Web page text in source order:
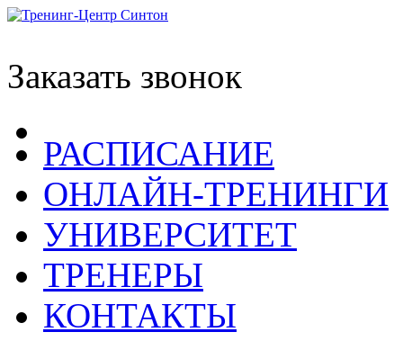
Заказать звонок
РАСПИСАНИЕ
ОНЛАЙН-ТРЕНИНГИ
УНИВЕРСИТЕТ
ТРЕНЕРЫ
КОНТАКТЫ